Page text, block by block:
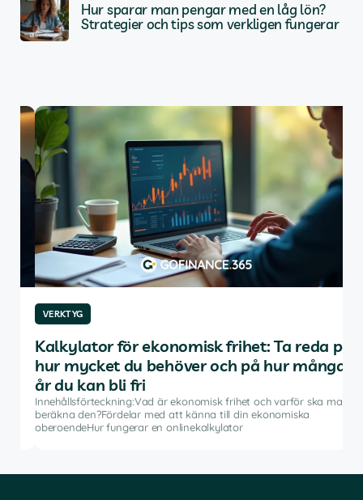
Hur sparar man pengar med en låg lön?
Strategier och tips som verkligen fungerar
VERKTYG
Kalkylator för ekonomisk frihet: Ta reda på
hur mycket du behöver och på hur många
år du kan bli fri
Innehållsförteckning:Vad är ekonomisk frihet och varför ska man
beräkna den?Fördelar med att känna till din ekonomiska
oberoendeHur fungerar en onlinekalkylator